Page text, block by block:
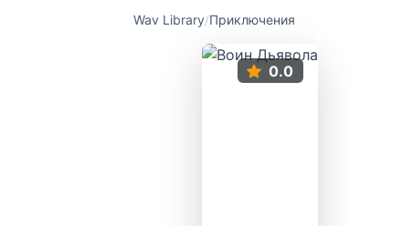
Wav Library/Приключения
0.0